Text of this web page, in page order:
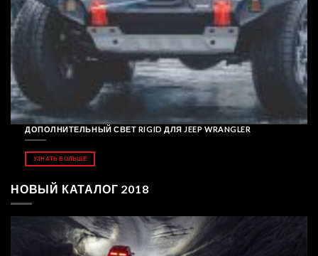
ДОПОЛНИТЕЛЬНЫЙ СВЕТ RIGID ДЛЯ JEEP WRANGLER
УЗНАТЬ БОЛЬШЕ
НОВЫЙ КАТАЛОГ 2018